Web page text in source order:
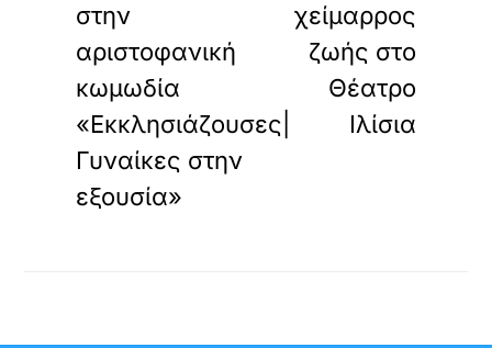
στην
αριστοφανική
κωμωδία
«Εκκλησιάζουσες|
Γυναίκες στην
εξουσία»
χείμαρρος
ζωής στο
Θέατρο
Ιλίσια